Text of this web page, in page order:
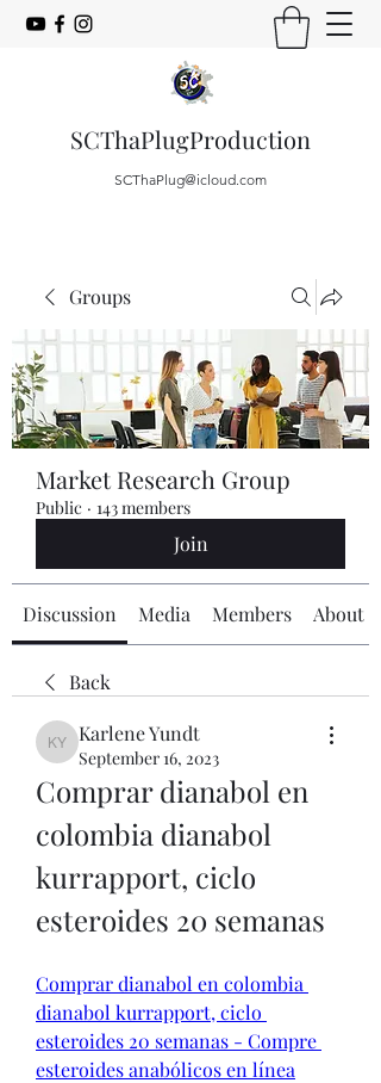
SCThaPlugProduction
SCThaPlug@icloud.com
Groups
Market Research Group
Public · 143 members
Join
Discussion Media Members About
Back
Karlene Yundt
Karlene Yundt
September 16, 2023
Comprar dianabol en
colombia dianabol
kurrapport, ciclo
esteroides 20 semanas
Comprar dianabol en colombia
dianabol kurrapport, ciclo
esteroides 20 semanas - Compre
esteroides anabólicos en línea